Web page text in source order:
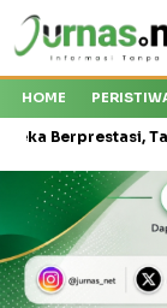
HOME
Target